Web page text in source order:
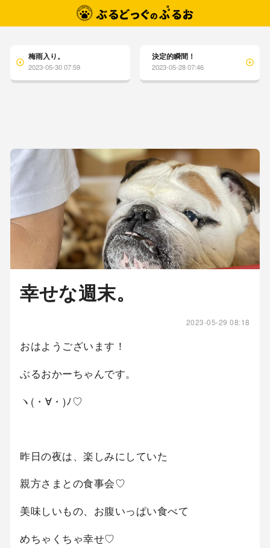
梅雨入り。
2023-05-30 07:59
決定的瞬間！
2023-05-28 07:46
幸せな週末。
2023-05-29 08:18
おはようございます！
ぶるおかーちゃんです。
ヽ(・∀・)ﾉ♡
昨日の夜は、楽しみにしていた
親方さまとの食事会♡
美味しいもの、お腹いっぱい食べて
めちゃくちゃ幸せ♡